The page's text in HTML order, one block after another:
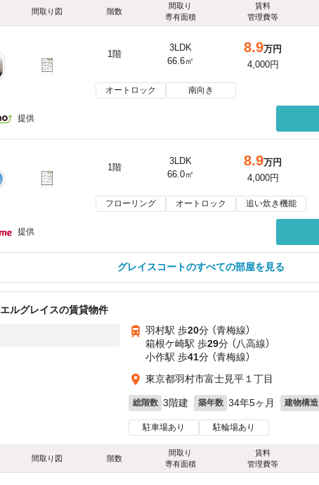
間取り図 階数
間取り
専有面積
賃料
管理費等
1階
3LDK
66.6㎡
8.9万円
4,000円
オートロック 南向き
提供
1階
3LDK
66.0㎡
8.9万円
4,000円
フローリング オートロック 追い炊き機能
提供
グレイスコートのすべての部屋を見る
エルグレイスの賃貸物件
羽村駅 歩20分 （青梅線）
箱根ケ崎駅 歩29分 （八高線）
小作駅 歩41分 （青梅線）
東京都羽村市富士見平１丁目
総階数 3階建 築年数 34年5ヶ月 建物構造
駐車場あり 駐輪場あり
間取り図 階数
間取り
専有面積
賃料
管理費等